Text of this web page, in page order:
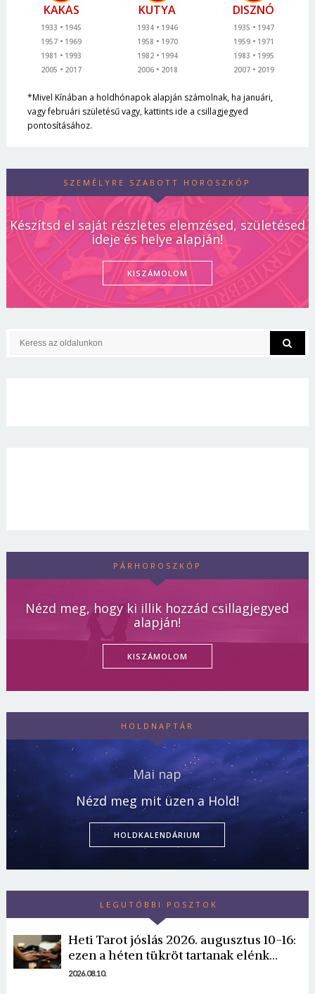
KAKAS
1933
1945
1957
1969
1981
1993
2005
2017
KUTYA
1934
1946
1958
1970
1982
1994
2006
2018
DISZNÓ
1935
1947
1959
1971
1983
1995
2007
2019
*Mivel Kínában a holdhónapok alapján számolnak, ha januári,
vagy februári születésű vagy, kattints ide a csillagjegyed
pontosításához.
SZEMÉLYRE SZABOTT HOROSZKÓP
Készítsd el saját részletes elemzésed, születésed
ideje és helye alapján!
KISZÁMOLOM
PÁRHOROSZKÓP
Nézd meg, hogy ki illik hozzád csillagjegyed
alapján!
KISZÁMOLOM
HOLDNAPTÁR
Mai nap
Nézd meg mit üzen a Hold!
HOLDKALENDÁRIUM
LEGUTÓBBI POSZTOK
Heti Tarot jóslás 2026. augusztus 10-16:
ezen a héten tükröt tartanak elénk…
2026.08.10.